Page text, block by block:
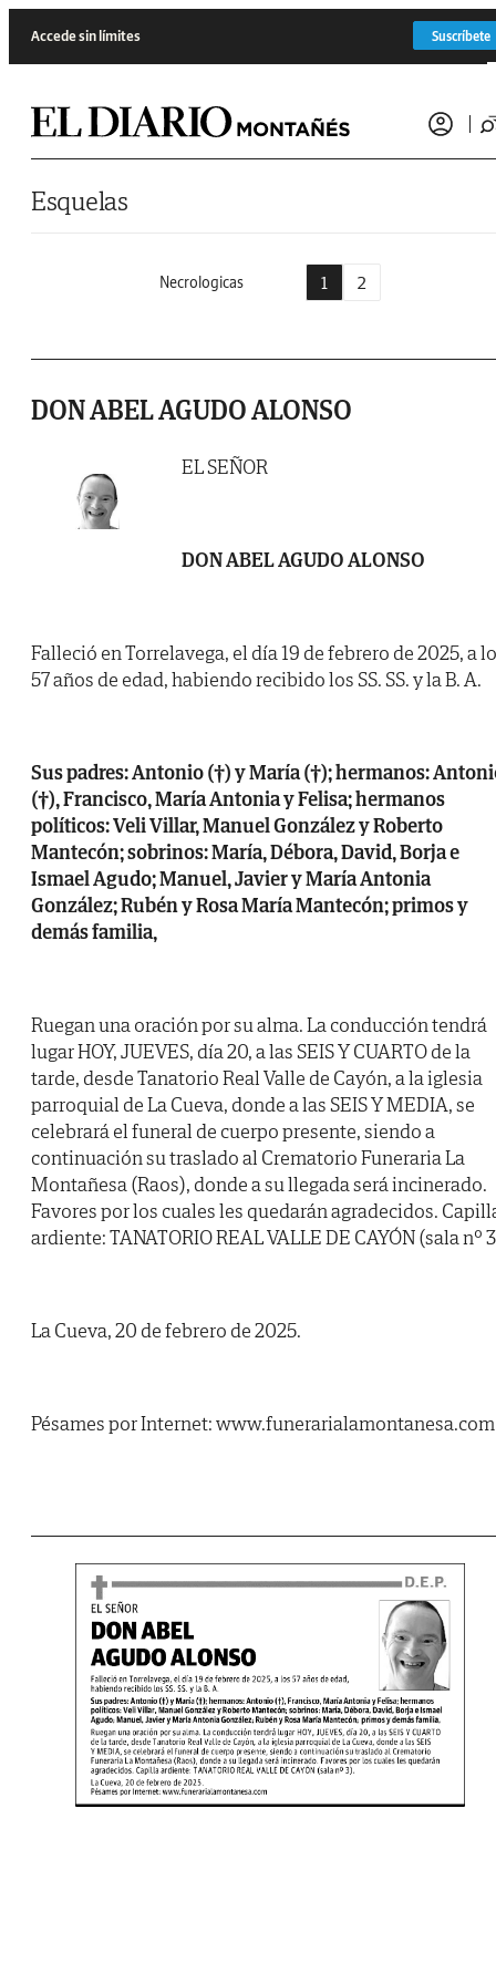
Accede sin límites Suscríbete
Esquelas
Necrologicas 1 2
DON ABEL AGUDO ALONSO
EL SEÑOR
DON ABEL AGUDO ALONSO
Falleció en Torrelavega, el día 19 de febrero de 2025, a
57 años de edad, habiendo recibido los SS. SS. y la B. A.
Sus padres: Antonio (†) y María (†); hermanos:
(†), Francisco, María Antonia y Felisa; hermanos
políticos: Veli Villar, Manuel González y Roberto
Mantecón; sobrinos: María, Débora, David, Borja e
Ismael Agudo; Manuel, Javier y María Antonia
González; Rubén y Rosa María Mantecón; primos y
demás familia,
Ruegan una oración por su alma. La conducción tendrá
lugar HOY, JUEVES, día 20, a las SEIS Y CUARTO de la
tarde, desde Tanatorio Real Valle de Cayón, a la iglesia
parroquial de La Cueva, donde a las SEIS Y MEDIA, se
celebrará el funeral de cuerpo presente, siendo a
continuación su traslado al Crematorio Funeraria La
Montañesa (Raos), donde a su llegada será incinerado.
Favores por los cuales les quedarán agradecidos.
ardiente: TANATORIO REAL VALLE DE CAYÓN (sala nº
La Cueva, 20 de febrero de 2025.
Pésames por Internet: www.funerarialamontanesa.com